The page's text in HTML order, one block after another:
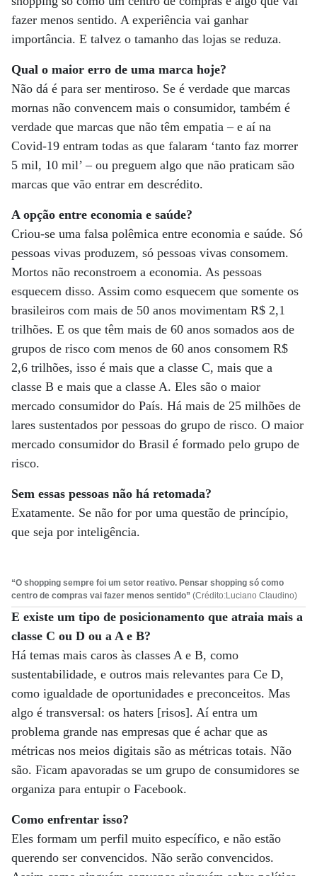
fazer menos sentido. A experiência vai ganhar
importância. E talvez o tamanho das lojas se reduza.
Qual o maior erro de uma marca hoje?
Não dá é para ser mentiroso. Se é verdade que marcas
mornas não convencem mais o consumidor, também é
verdade que marcas que não têm empatia – e aí na
Covid-19 entram todas as que falaram ‘tanto faz morrer
5 mil, 10 mil’ – ou preguem algo que não praticam são
marcas que vão entrar em descrédito.
A opção entre economia e saúde?
Criou-se uma falsa polêmica entre economia e saúde. Só
pessoas vivas produzem, só pessoas vivas consomem.
Mortos não reconstroem a economia. As pessoas
esquecem disso. Assim como esquecem que somente os
brasileiros com mais de 50 anos movimentam R$ 2,1
trilhões. E os que têm mais de 60 anos somados aos de
grupos de risco com menos de 60 anos consomem R$
2,6 trilhões, isso é mais que a classe C, mais que a
classe B e mais que a classe A. Eles são o maior
mercado consumidor do País. Há mais de 25 milhões de
lares sustentados por pessoas do grupo de risco. O maior
mercado consumidor do Brasil é formado pelo grupo de
risco.
Sem essas pessoas não há retomada?
Exatamente. Se não for por uma questão de princípio,
que seja por inteligência.
“O shopping sempre foi um setor reativo. Pensar shopping só como
centro de compras vai fazer menos sentido” (Crédito:Luciano Claudino)
E existe um tipo de posicionamento que atraia mais a
classe C ou D ou a A e B?
Há temas mais caros às classes A e B, como
sustentabilidade, e outros mais relevantes para Ce D,
como igualdade de oportunidades e preconceitos. Mas
algo é transversal: os haters [risos]. Aí entra um
problema grande nas empresas que é achar que as
métricas nos meios digitais são as métricas totais. Não
são. Ficam apavoradas se um grupo de consumidores se
organiza para entupir o Facebook.
Como enfrentar isso?
Eles formam um perfil muito específico, e não estão
querendo ser convencidos. Não serão convencidos.